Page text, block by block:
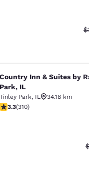
& Suites by
Country Inn & Suites by
Park, IL
Tinley Park, IL
34.18 km
de 3.32 estrellas.
3.3(310)